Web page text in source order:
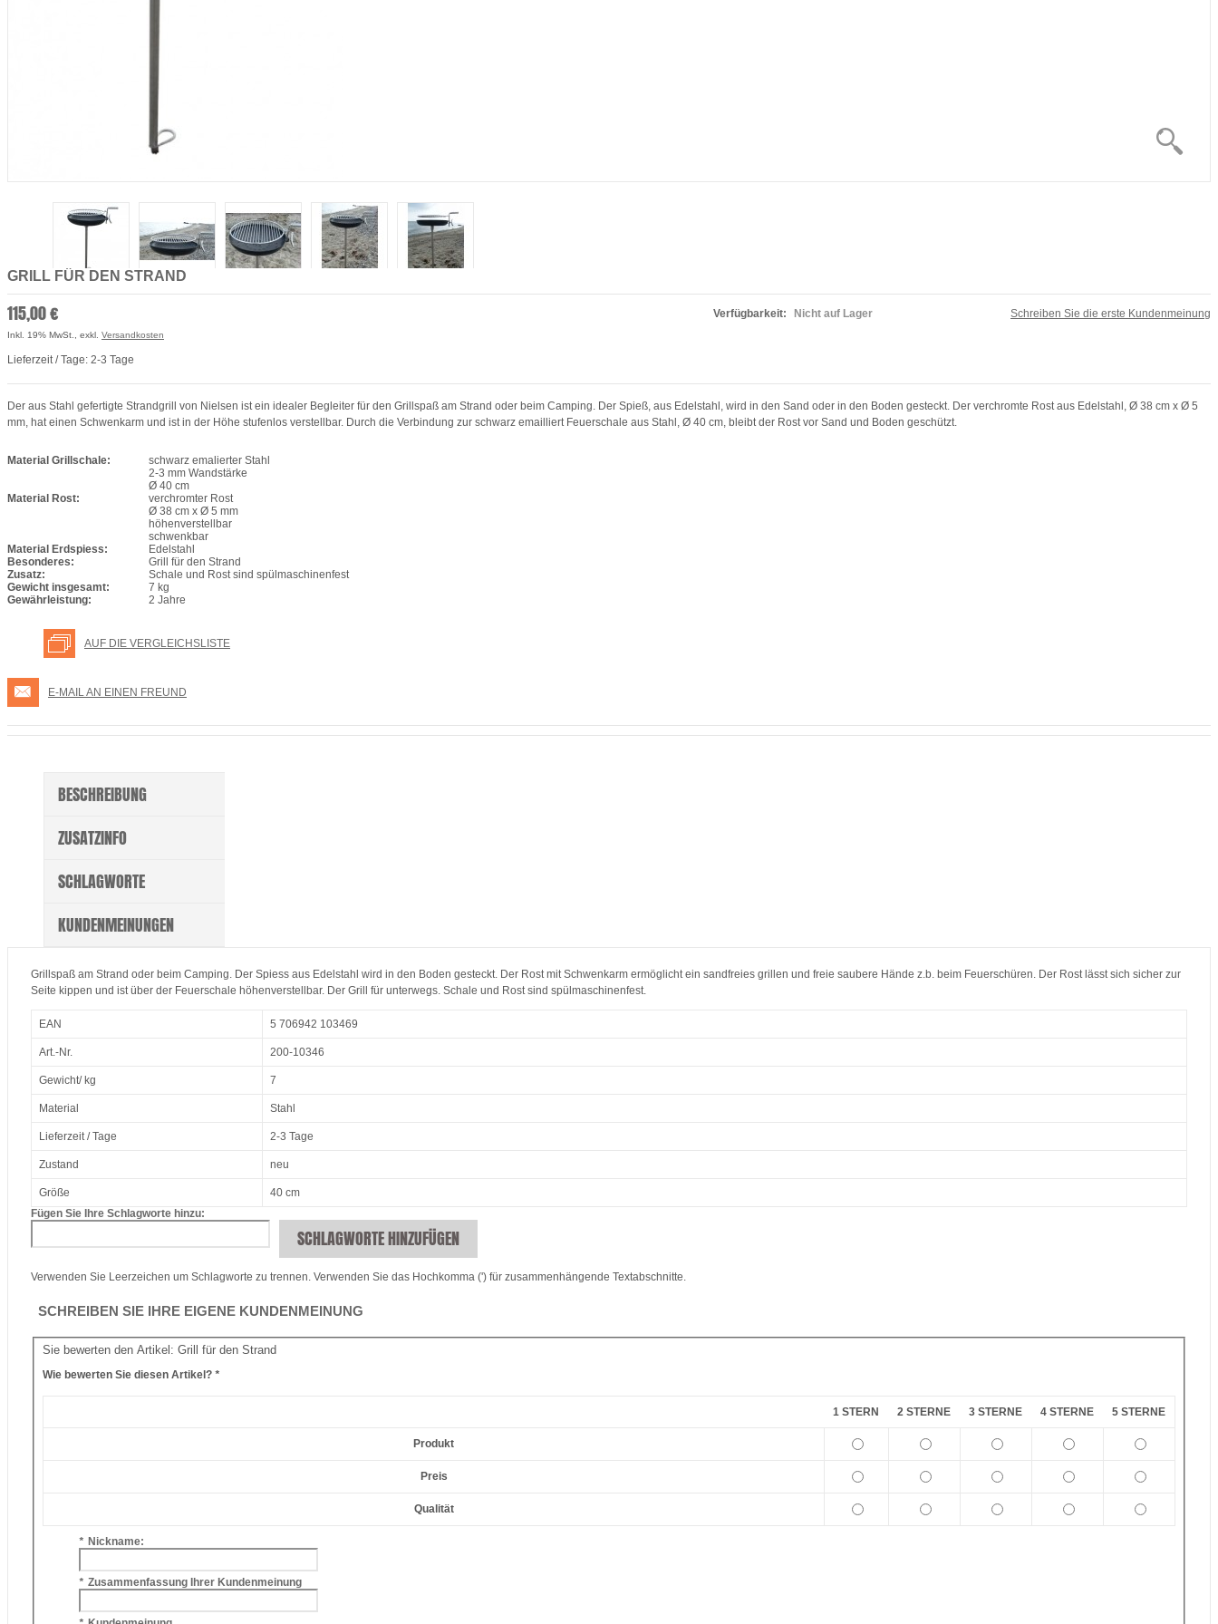
GRILL FÜR DEN STRAND
Schreiben Sie die erste Kundenmeinung
Verfügbarkeit: Nicht auf Lager
115,00 €
Inkl. 19% MwSt. exkl. Versandkosten
Lieferzeit / Tage: 2-3 Tage
Der aus Stahl gefertigte Strandgrill von Nielsen ist ein idealer Begleiter für den Grillspaß am Strand oder beim Camping. Der Spieß, aus Edelstahl, wird in den Sand oder in den Boden gesteckt. Der verchromte Rost aus Edelstahl, Ø 38 cm x Ø 5
mm, hat einen Schwenkarm und ist in der Höhe stufenlos verstellbar. Durch die Verbindung zur schwarz emailliert Feuerschale aus Stahl, Ø 40 cm, bleibt der Rost vor Sand und Boden geschützt.
Material Grillschale:
schwarz emalierter Stahl
2-3 mm Wandstärke
Ø 40 cm
Material Rost:
verchromter Rost
Ø 38 cm x Ø 5 mm
höhenverstellbar
schwenkbar
Material Erdspiess:
Edelstahl
Besonderes:
Grill für den Strand
Zusatz:
Schale und Rost sind spülmaschinenfest
Gewicht insgesamt:
7 kg
Gewährleistung:
2 Jahre
AUF DIE VERGLEICHSLISTE
E-MAIL AN EINEN FREUND
BESCHREIBUNG
ZUSATZINFO
SCHLAGWORTE
KUNDENMEINUNGEN
Grillspaß am Strand oder beim Camping. Der Spiess aus Edelstahl wird in den Boden gesteckt. Der Rost mit Schwenkarm ermöglicht ein sandfreies grillen und freie saubere Hände z.b. beim Feuerschüren. Der Rost lässt sich sicher zur
Seite kippen und ist über der Feuerschale höhenverstellbar. Der Grill für unterwegs. Schale und Rost sind spülmaschinenfest.
EAN 5 706942 103469
Art.-Nr. 200-10346
Gewicht/ kg 7
Material Stahl
Lieferzeit / Tage 2-3 Tage
Zustand neu
Größe
40 cm
Fügen Sie Ihre Schlagworte hinzu:
SCHLAGWORTE HINZUFÜGEN
Verwenden Sie Leerzeichen um Schlagworte zu trennen. Verwenden Sie das Hochkomma (') für zusammenhängende Textabschnitte.
SCHREIBEN SIE IHRE EIGENE KUNDENMEINUNG
Sie bewerten den Artikel: Grill für den Strand
Wie bewerten Sie diesen Artikel? *
1 STERN 2 STERNE 3 STERNE 4 STERNE 5 STERNE
Produkt
Preis
Qualität
* Nickname:
* Zusammenfassung Ihrer Kundenmeinung